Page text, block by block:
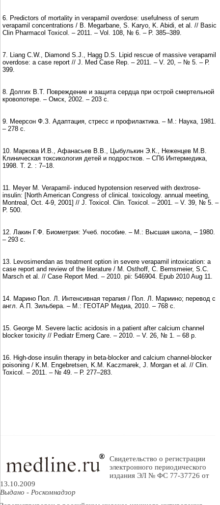
6. Predictors of mortality in verapamil overdose: usefulness of serum
verapamil concentrations / B. Mеgarbane, S. Karyo, K. Abidi, et al. // Basic
Clin Pharmacol Toxicol. – 2011. – Vol. 108, № 6. – P. 385–389.
7. Liang C.W., Diamond S.J., Hagg D.S. Lipid rescue of massive verapamil
overdose: a case report // J. Med Case Rep. – 2011. – V. 20, – № 5. – Р.
399.
8. Долгих В.Т. Повреждение и защита сердца при острой смертельной
кровопотере. – Омск, 2002. – 203 с.
9. Меерсон Ф.З. Адаптация, стресс и профилактика. – М.: Наука, 1981.
– 278 с.
10. Маркова И.В., Афанасьев В.В., Цыбулькин Э.К., Неженцев М.В.
Клиническая токсикология детей и подростков. – СПб Интермедика,
1998. Т. 2. : 7–18.
11. Meyer M. Verapamil- induced hypotension reserved with dextrose-
insulin: [North American Congress of clinical. toxicology. annual meeting,
Montreal, Oct. 4-9, 2001] // J. Toxicol. Clin. Toxicol. – 2001. – V. 39, № 5. –
P. 500.
12. Лакин Г.Ф. Биометрия: Учеб. пособие. – М.: Высшая школа, – 1980.
– 293 с.
13. Levosimendan as treatment option in severe verapamil intoxication: a
case report and review of the literature / M. Osthoff, C. Bernsmeier, S.C.
Marsch et al. // Case Report Med. – 2010. pii: 546904. Epub 2010 Aug 11.
14. Марино Пол. Л. Интенсивная терапия / Пол. Л. Мариино; перевод с
англ. А.П. Зильбера. – М.: ГЕОТАР Медиа, 2010. – 768 с.
15. George M. Severe lactic acidosis in a patient after calcium channel
blocker toxicity // Pediatr Emerg Care. – 2010. – V. 26, № 1. – 68 р.
16. High-dose insulin therapy in beta-blocker and calcium channel-blocker
poisoning / K.M. Engebretsen, K.M. Kaczmarek, J. Morgan et al. // Clin.
Toxicol. – 2011. – № 49. – Р. 277–283.
Свидетельство о регистрации
электронного периодического
издания ЭЛ № ФС 77-37726 от
13.10.2009
Выдано - Роскомнадзор